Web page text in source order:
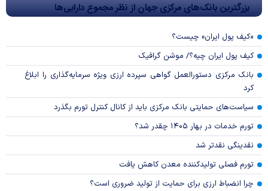
بزرگترین بانک‌های مرکزی جهان از نظر مجموع دارایی‌ها
«کیف پول ایران» چیست؟
کیف پول ایران چیه؟/ موشن گرافیک
بانک مرکزی دستورالعمل گواهی سپرده ارزی ویژه سرمایه‌گذاری را ابلاغ
کرد
سیاست‌های حمایتی بانک مرکزی باید از کانال کنترل تورم بگذرد
تورم خدمات در بهار ۱۴۰۵ چقدر شد؟
نقدینگی نقدتر شد
تورم فصلی تولیدکننده معدن کاهش یافت
چرا انضباط ارزی برای حمایت از تولید ضروری است؟